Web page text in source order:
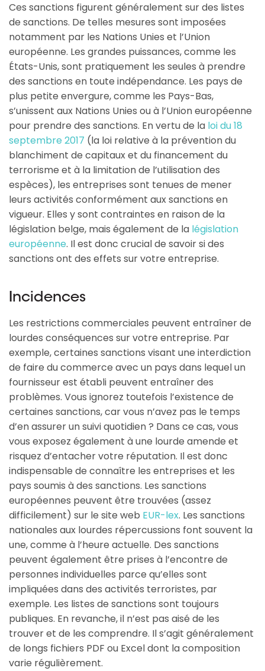
Ces sanctions figurent généralement sur des listes
de sanctions. De telles mesures sont imposées
notamment par les Nations Unies et l’Union
européenne. Les grandes puissances, comme les
États-Unis, sont pratiquement les seules à prendre
des sanctions en toute indépendance. Les pays de
plus petite envergure, comme les Pays-Bas,
s’unissent aux Nations Unies ou à l’Union européenne
pour prendre des sanctions. En vertu de la loi du 18
septembre 2017 (la loi relative à la prévention du
blanchiment de capitaux et du financement du
terrorisme et à la limitation de l’utilisation des
espèces), les entreprises sont tenues de mener
leurs activités conformément aux sanctions en
vigueur. Elles y sont contraintes en raison de la
législation belge, mais également de la législation
européenne. Il est donc crucial de savoir si des
sanctions ont des effets sur votre entreprise.
Incidences
Les restrictions commerciales peuvent entraîner de
lourdes conséquences sur votre entreprise. Par
exemple, certaines sanctions visant une interdiction
de faire du commerce avec un pays dans lequel un
fournisseur est établi peuvent entraîner des
problèmes. Vous ignorez toutefois l’existence de
certaines sanctions, car vous n’avez pas le temps
d’en assurer un suivi quotidien ? Dans ce cas, vous
vous exposez également à une lourde amende et
risquez d’entacher votre réputation. Il est donc
indispensable de connaître les entreprises et les
pays soumis à des sanctions. Les sanctions
européennes peuvent être trouvées (assez
difficilement) sur le site web EUR-lex. Les sanctions
nationales aux lourdes répercussions font souvent la
une, comme à l’heure actuelle. Des sanctions
peuvent également être prises à l’encontre de
personnes individuelles parce qu’elles sont
impliquées dans des activités terroristes, par
exemple. Les listes de sanctions sont toujours
publiques. En revanche, il n’est pas aisé de les
trouver et de les comprendre. Il s’agit généralement
de longs fichiers PDF ou Excel dont la composition
varie régulièrement.